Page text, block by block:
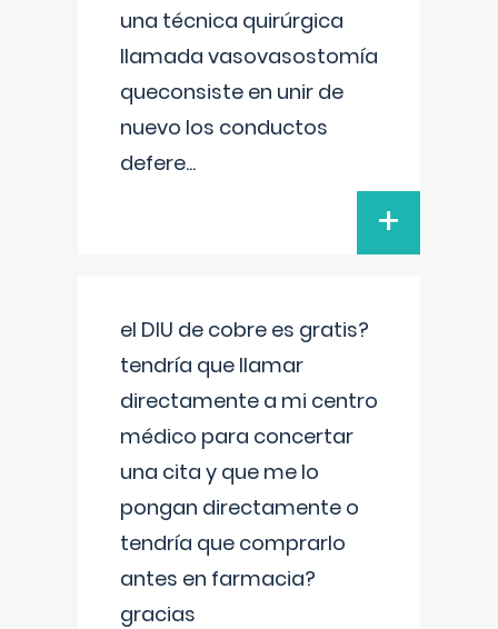
una técnica quirúrgica
llamada vasovasostomía
queconsiste en unir de
nuevo los conductos
defere...
+
el DIU de cobre es gratis?
tendría que llamar
directamente a mi centro
médico para concertar
una cita y que me lo
pongan directamente o
tendría que comprarlo
antes en farmacia?
gracias